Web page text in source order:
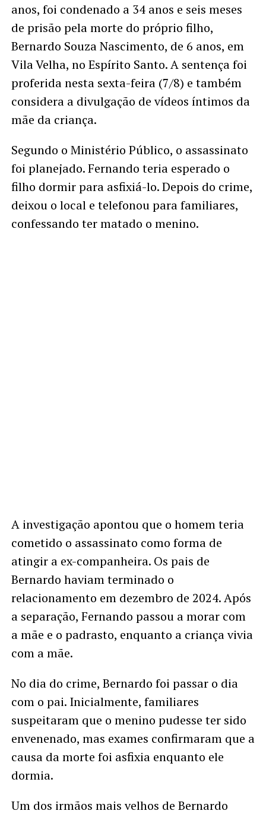
anos, foi condenado a 34 anos e seis meses
de prisão pela morte do próprio filho,
Bernardo Souza Nascimento, de 6 anos, em
Vila Velha, no Espírito Santo. A sentença foi
proferida nesta sexta-feira (7/8) e também
considera a divulgação de vídeos íntimos da
mãe da criança.
Segundo o Ministério Público, o assassinato
foi planejado. Fernando teria esperado o
filho dormir para asfixiá-lo. Depois do crime,
deixou o local e telefonou para familiares,
confessando ter matado o menino.
A investigação apontou que o homem teria
cometido o assassinato como forma de
atingir a ex-companheira. Os pais de
Bernardo haviam terminado o
relacionamento em dezembro de 2024. Após
a separação, Fernando passou a morar com
a mãe e o padrasto, enquanto a criança vivia
com a mãe.
No dia do crime, Bernardo foi passar o dia
com o pai. Inicialmente, familiares
suspeitaram que o menino pudesse ter sido
envenenado, mas exames confirmaram que a
causa da morte foi asfixia enquanto ele
dormia.
Um dos irmãos mais velhos de Bernardo